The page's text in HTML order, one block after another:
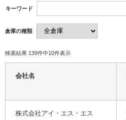
日本倉庫協会の概要
会員情報
地区倉庫協会一覧
倉庫協会ウェブタウン
～倉庫協会ポータルサイト～
会員事業者の皆さまへ
新物効法対応ガイド
補助金のご案内
講習会等ご案内
講習会を探す
申請・お問い合わせ
申請・お問い合わせ
キーワード
倉庫の種類
検索結果 139件中10件表示
会社名
株式会社アイ・エス・エス